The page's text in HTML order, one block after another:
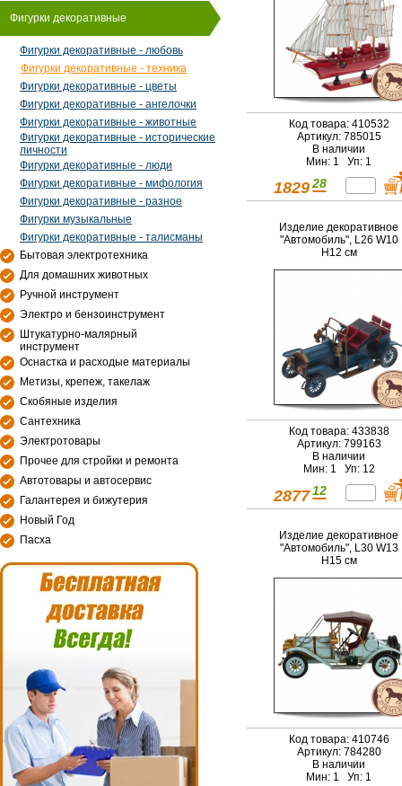
Фигурки декоративные
Фигурки декоративные - любовь
Фигурки декоративные - техника
Фигурки декоративные - цветы
Фигурки декоративные - ангелочки
Фигурки декоративные - животные
Фигурки декоративные - исторические
личности
Фигурки декоративные - люди
Фигурки декоративные - мифология
Фигурки декоративные - разное
Фигурки музыкальные
Фигурки декоративные - талисманы
Бытовая электротехника
Для домашних животных
Ручной инструмент
Электро и бензоинструмент
Штукатурно-малярный
инструмент
Оснастка и расходые материалы
Метизы, крепеж, такелаж
Скобяные изделия
Сантехника
Электротовары
Прочее для стройки и ремонта
Автотовары и автосервис
Галантерея и бижутерия
Новый Год
Пасха
Код товара: 410532
Артикул: 785015
В наличии
Мин: 1 Уп: 1
1829 28
Изделие декоративное
"Автомобиль", L26 W10
H12 см
Код товара: 433838
Артикул: 799163
В наличии
Мин: 1 Уп: 12
2877 12
Изделие декоративное
"Автомобиль", L30 W13
H15 см
Код товара: 410746
Артикул: 784280
В наличии
Мин: 1 Уп: 1